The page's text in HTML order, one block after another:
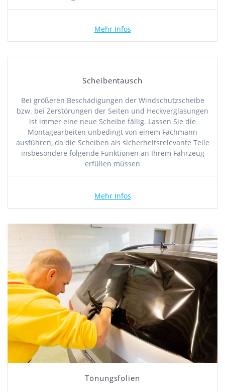
Mehr Infos
Scheibentausch
Bei größeren Beschädigungen der Windschutzscheibe
bzw. bei Zerstörungen der Seiten und Heckverglasungen
ist immer eine neue Scheibe fällig. Lassen Sie die
Montagearbeiten unbedingt von einem Fachmann
ausführen, da die Scheiben als sicherheitsrelevante Teile
insbesondere folgende Funktionen an Ihrem Fahrzeug
erfüllen müssen
Mehr Infos
Tönungsfolien